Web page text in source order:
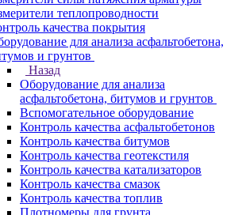
теплопроводности
качества покрытия
для анализа асфальтобетона,
и грунтов
Назад
Оборудование для анализа
асфальтобетона, битумов и грунтов
Вспомогательное оборудование
Контроль качества асфальтобетонов
Контроль качества битумов
Контроль качества геотекстиля
Контроль качества катализаторов
Контроль качества смазок
Контроль качества топлив
Плотномеры для грунта